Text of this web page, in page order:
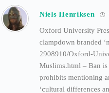
Niels Henriksen
Oxford University
clampdown branded
2908910/Oxford-
Muslims.html – Ban
prohibits mentioning
‘cultural differences